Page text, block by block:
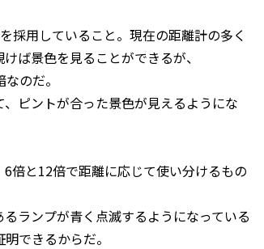
採用していること。現在の距離計の多く
ば景色を見ることができるが、
のだ。
ピントが合った景色が見えるようにな
倍と12倍で距離に応じて使い分けるもの
ランプが青く点滅するようになっている
できるからだ。